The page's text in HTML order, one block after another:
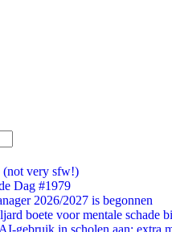
very sfw!)
Dag #1979
2026/2027 is begonnen
boete voor mentale schade
gebruik in scholen aan: extra